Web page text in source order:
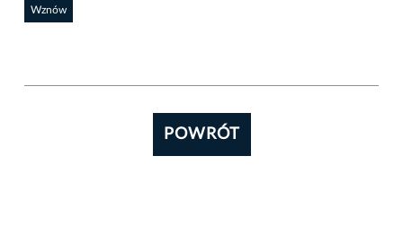
Wznów
POWRÓT